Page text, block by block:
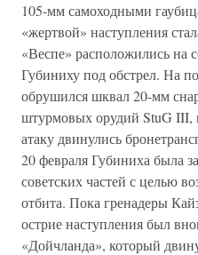
105-мм самоходными
«жертвой» наступления
«Веспе» расположились на
Губиниху под обстрел. На
обрушился шквал 20-мм
штурмовых орудий StuG III,
атаку двинулись
20 февраля Губиниха была
советских частей с целью
отбита. Пока гренадеры
острие наступления был
«Дойчланда», который